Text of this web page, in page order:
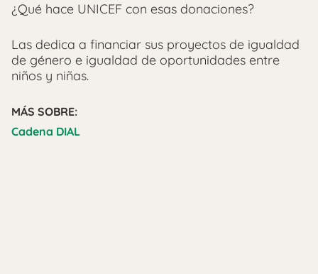
¿Qué hace UNICEF con esas donaciones?
Las dedica a financiar sus proyectos de igualdad
de género e igualdad de oportunidades entre
niños y niñas.
MÁS SOBRE:
Cadena DIAL